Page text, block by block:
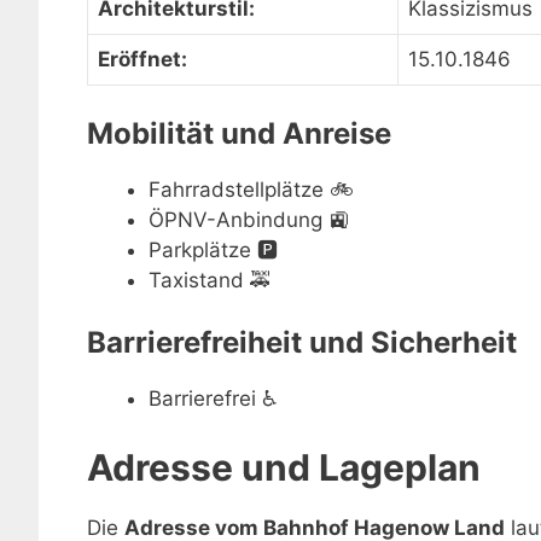
Architekturstil: Klassizismus
Eröffnet: 15.10.1846
Mobilität und Anreise
Fahrradstellplätze 🚲
ÖPNV-Anbindung 🚉
Parkplätze 🅿️
Taxistand 🚕
Barrierefreiheit und Sicherheit
Barrierefrei ♿
Adresse und Lageplan
Die Adresse vom Bahnhof Hagenow Land